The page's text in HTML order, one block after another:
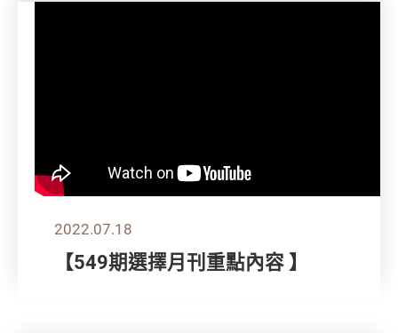
2022.07.18
【549期選擇月刊重點內容 】